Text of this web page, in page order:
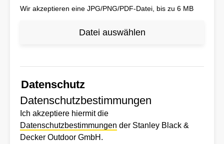
Wir akzeptieren eine JPG/PNG/PDF-Datei, bis zu 6 MB
Datei auswählen
Datenschutz
Datenschutzbestimmungen
Ich akzeptiere hiermit die
Datenschutzbestimmungen der Stanley Black &
Decker Outdoor GmbH.